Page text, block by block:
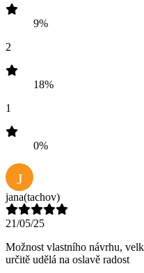
9%
2
18%
1
0%
J
jana(tachov)
21/05/25
Možnost vlastního návrhu,
určitě udělá na oslavě radost